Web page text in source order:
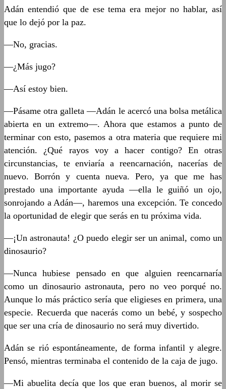
Adán entendió que de ese tema era mejor no hablar, así
que lo dejó por la paz.
—No, gracias.
—¿Más jugo?
—Así estoy bien.
—Pásame otra galleta —Adán le acercó una bolsa metálica
abierta en un extremo—. Ahora que estamos a punto de
terminar con esto, pasemos a otra materia que requiere mi
atención. ¿Qué rayos voy a hacer contigo? En otras
circunstancias, te enviaría a reencarnación, nacerías de
nuevo. Borrón y cuenta nueva. Pero, ya que me has
prestado una importante ayuda —ella le guiñó un ojo,
sonrojando a Adán—, haremos una excepción. Te concedo
la oportunidad de elegir que serás en tu próxima vida.
—¡Un astronauta! ¿O puedo elegir ser un animal, como un
dinosaurio?
—Nunca hubiese pensado en que alguien reencarnaría
como un dinosaurio astronauta, pero no veo porqué no.
Aunque lo más práctico sería que eligieses en primera, una
especie. Recuerda que nacerás como un bebé, y sospecho
que ser una cría de dinosaurio no será muy divertido.
Adán se rió espontáneamente, de forma infantil y alegre.
Pensó, mientras terminaba el contenido de la caja de jugo.
—Mi abuelita decía que los que eran buenos, al morir se